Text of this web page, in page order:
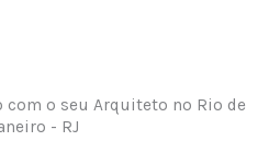
com o seu Arquiteto no Rio de
- RJ